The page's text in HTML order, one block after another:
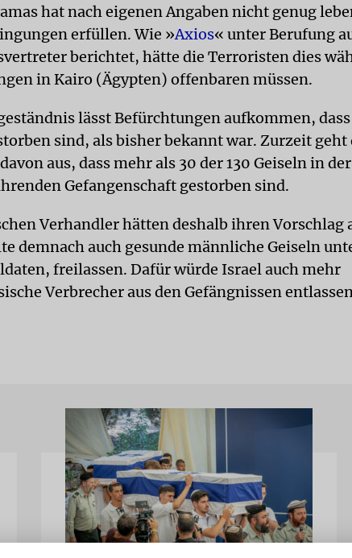
hat nach eigenen Angaben nicht genug
erfüllen. Wie »Axios« unter Berufung
berichtet, hätte die Terroristen dies
in Kairo (Ägypten) offenbaren müssen.
lässt Befürchtungen aufkommen,
sind, als bisher bekannt war. Zurzeit geht
aus, dass mehr als 30 der 130 Geiseln in
Gefangenschaft gestorben sind.
Verhandler hätten deshalb ihren Vorschlag
demnach auch gesunde männliche Geiseln
freilassen. Dafür würde Israel auch mehr
Verbrecher aus den Gefängnissen